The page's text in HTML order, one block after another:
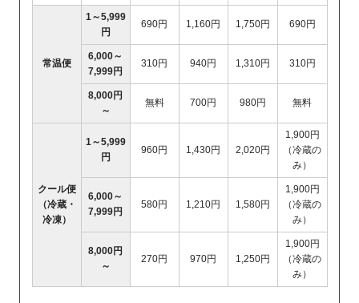
常温便
1～5,999
円
690円 1,160円 1,750円 690円
6,000～
7,999円
310円 940円 1,310円 310円
8,000円
～
無料 700円 980円 無料
クール便
（冷蔵・
冷凍）
1～5,999
円
960円 1,430円 2,020円
1,900円
（冷蔵の
み）
6,000～
7,999円
580円 1,210円 1,580円
1,900円
（冷蔵の
み）
8,000円
～
270円 970円 1,250円
1,900円
（冷蔵の
み）